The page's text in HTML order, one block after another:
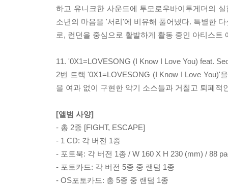
하고 유니크한 사운드에 투모로우바이투게더의
소년의 마음을 '서리'에 비유해 풀어냈다. 특별한
로, 런던을 중심으로 활발하게 활동 중인 아티스
11. '0X1=LOVESONG (I Know I Love You) feat.
2번 트랙 '0X1=LOVESONG (I Know I Love You)'
을 여과 없이 구현한 악기 소스들과 거칠고 퇴폐
[앨범 사양]
- 총 2종 [FIGHT, ESCAPE]
- 1 CD: 각 버전 1종
- 포토북: 각 버전 1종 / W 160 X H 230 (mm) / 88
- 포토카드: 각 버전 5종 중 랜덤 1종
- OS포토카드: 총 5종 중 랜덤 1종